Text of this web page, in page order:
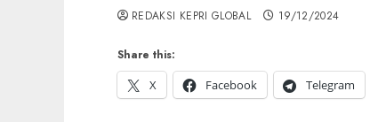
Share this:
X
Facebook Telegram
REDAKSI KEPRI GLOBAL 19/12/2024